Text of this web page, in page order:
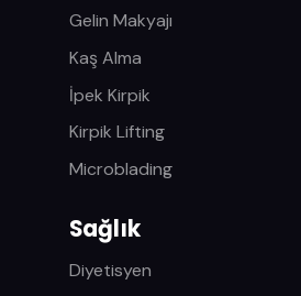
Gelin Makyajı
Kaş Alma
İpek Kirpik
Kirpik Lifting
Microblading
Sağlık
Diyetisyen